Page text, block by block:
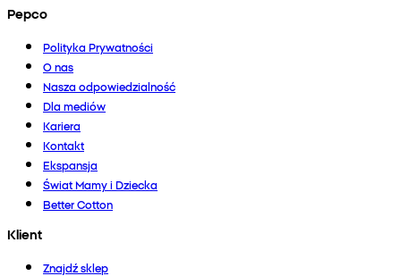
Pepco
Polityka Prywatności
O nas
Nasza odpowiedzialność
Dla mediów
Kariera
Kontakt
Ekspansja
Świat Mamy i Dziecka
Better Cotton
Klient
Znajdź sklep